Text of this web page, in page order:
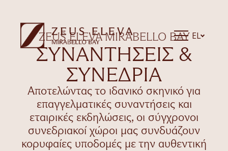
EL
ZEUS ELEVA MIRABELLO BAY
ΣΥΝΑΝΤΉΣΕΙΣ &
ΣΥΝΈΔΡΙΑ
Αποτελώντας το ιδανικό σκηνικό για
επαγγελματικές συναντήσεις και
εταιρικές εκδηλώσεις, οι σύγχρονοι
συνεδριακοί χώροι μας συνδυάζουν
κορυφαίες υποδομές με την αυθεντική